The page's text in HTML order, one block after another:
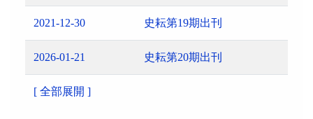
2021-12-30 史耘第19期出刊
2026-01-21 史耘第20期出刊
[ 全部展開 ]